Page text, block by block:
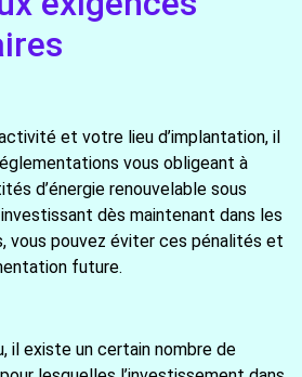
et votre lieu d’implantation, il
vous obligeant à
d’énergie renouvelable sous
dès maintenant dans les
vous pouvez éviter ces pénalités et
future.
il existe un certain nombre de